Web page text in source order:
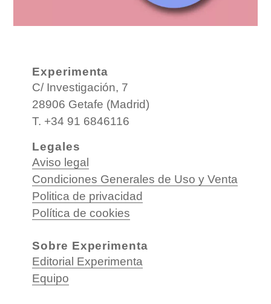
Experimenta
C/ Investigación, 7
28906 Getafe (Madrid)
T. +34 91 6846116
Legales
Aviso legal
Condiciones Generales de Uso y Venta
Politica de privacidad
Política de cookies
Sobre Experimenta
Editorial Experimenta
Equipo